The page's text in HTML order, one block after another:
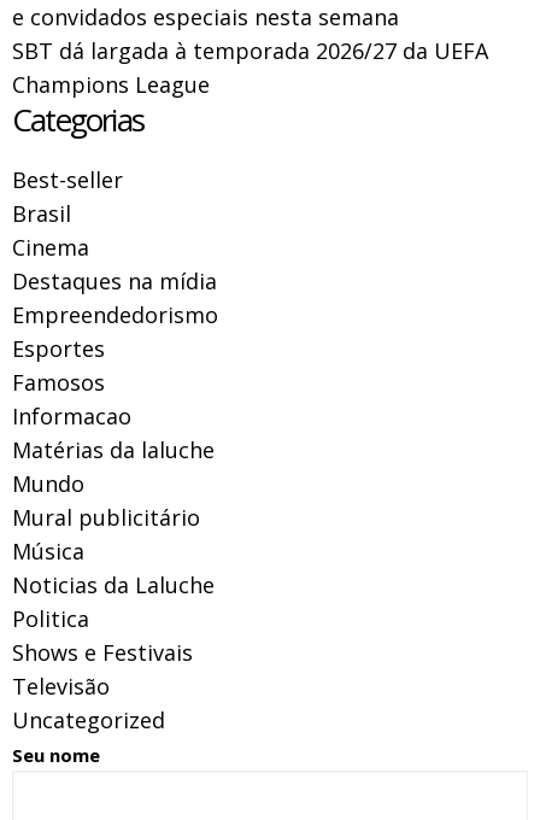
e convidados especiais nesta semana
SBT dá largada à temporada 2026/27 da UEFA
Champions League
Categorias
Best-seller
Brasil
Cinema
Destaques na mídia
Empreendedorismo
Esportes
Famosos
Informacao
Matérias da laluche
Mundo
Mural publicitário
Música
Noticias da Laluche
Politica
Shows e Festivais
Televisão
Uncategorized
Seu nome